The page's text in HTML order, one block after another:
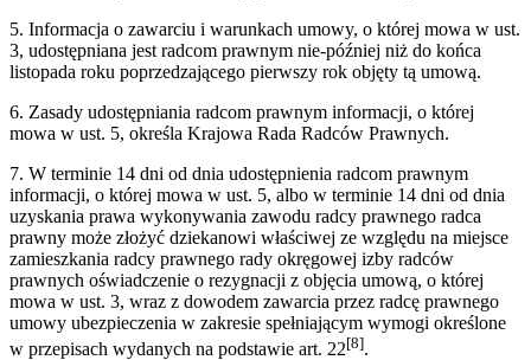
5. Informacja o zawarciu i warunkach umowy, o której mowa w ust.
3, udostępniana jest radcom prawnym nie-później niż do końca
listopada roku poprzedzającego pierwszy rok objęty tą umową.
6. Zasady udostępniania radcom prawnym informacji, o której
mowa w ust. 5, określa Krajowa Rada Radców Prawnych.
7. W terminie 14 dni od dnia udostępnienia radcom prawnym
informacji, o której mowa w ust. 5, albo w terminie 14 dni od dnia
uzyskania prawa wykonywania zawodu radcy prawnego radca
prawny może złożyć dziekanowi właściwej ze względu na miejsce
zamieszkania radcy prawnego rady okręgowej izby radców
prawnych oświadczenie o rezygnacji z objęcia umową, o której
mowa w ust. 3, wraz z dowodem zawarcia przez radcę prawnego
umowy ubezpieczenia w zakresie spełniającym wymogi określone
w przepisach wydanych na podstawie art. 22[8].